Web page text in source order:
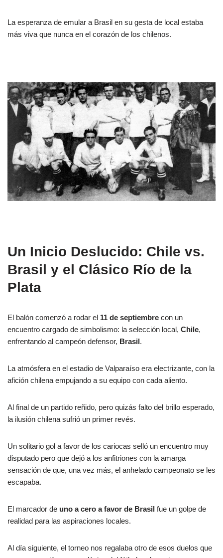
La esperanza de emular a Brasil en su gesta de local estaba
más viva que nunca en el corazón de los chilenos.
Un Inicio Deslucido: Chile vs.
Brasil y el Clásico Río de la
Plata
El balón comenzó a rodar el 11 de septiembre con un
encuentro cargado de simbolismo: la selección local, Chile,
enfrentando al campeón defensor, Brasil.
La atmósfera en el estadio de Valparaíso era electrizante, con la
afición chilena empujando a su equipo con cada aliento.
Al final de un partido reñido, pero quizás falto del brillo esperado,
la ilusión chilena sufrió un primer revés.
Un solitario gol a favor de los cariocas selló un encuentro muy
disputado pero que dejó a los anfitriones con la amarga
sensación de que, una vez más, el anhelado campeonato se les
escapaba.
El marcador de uno a cero a favor de Brasil fue un golpe de
realidad para las aspiraciones locales.
Al día siguiente, el torneo nos regalaba otro de esos duelos que